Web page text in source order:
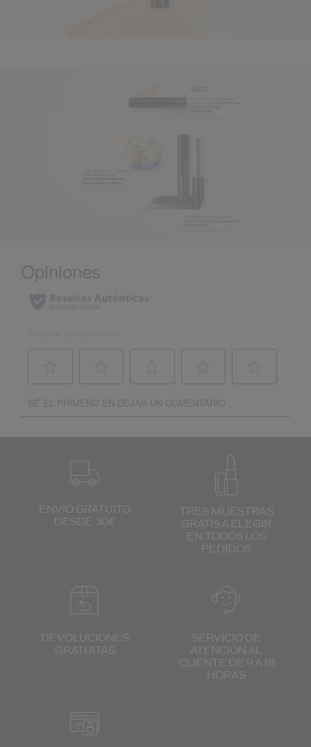
ENVÍO GRATUITO
DESDE 30€
TRES MUESTRAS
GRATIS A ELEGIR
EN TODOS
LOS
PEDIDOS
DEVOLUCIONES
GRATUITAS
SERVICIO DE
ATENCIÓN AL
CLIENTE DE 9 A 18
HORAS